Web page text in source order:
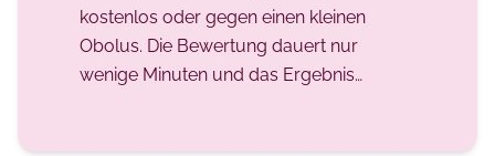
kostenlos oder gegen einen kleinen
Obolus. Die Bewertung dauert nur
wenige Minuten und das Ergebnis